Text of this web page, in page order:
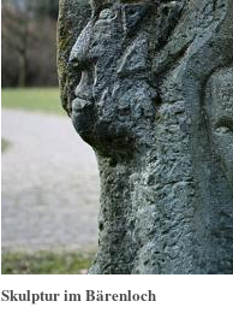
Skulptur im Bärenloch